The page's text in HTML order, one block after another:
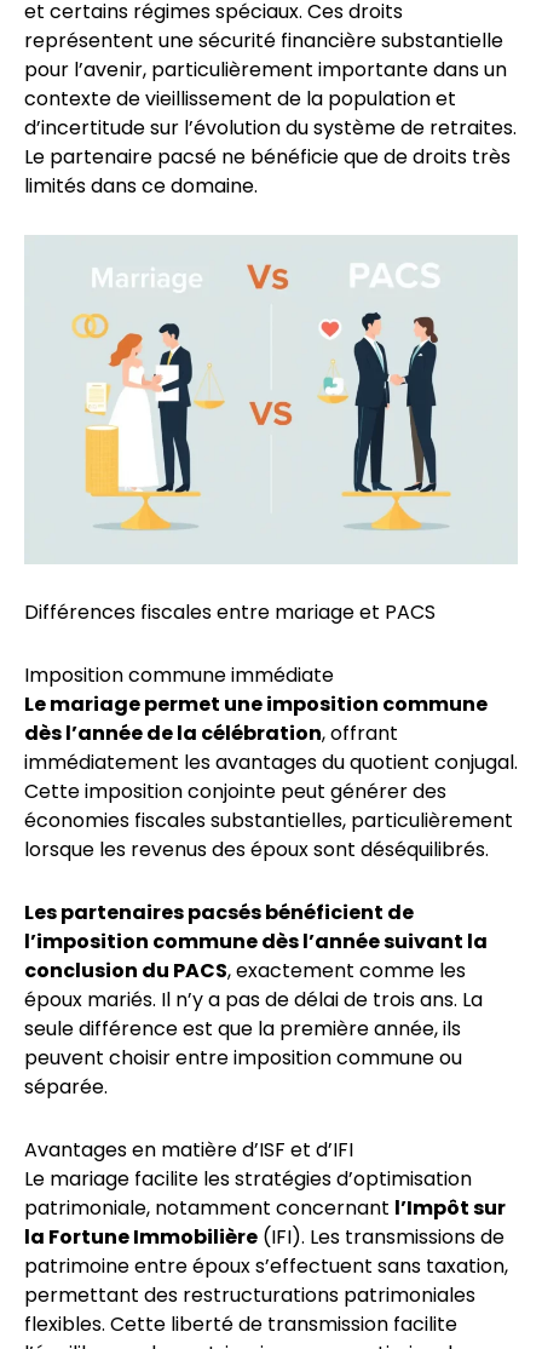
et certains régimes spéciaux. Ces droits
représentent une sécurité financière substantielle
pour l’avenir, particulièrement importante dans un
contexte de vieillissement de la population et
d’incertitude sur l’évolution du système de retraites.
Le partenaire pacsé ne bénéficie que de droits très
limités dans ce domaine.
Différences fiscales entre mariage et PACS
Imposition commune immédiate
Le mariage permet une imposition commune
dès l’année de la célébration, offrant
immédiatement les avantages du quotient conjugal.
Cette imposition conjointe peut générer des
économies fiscales substantielles, particulièrement
lorsque les revenus des époux sont déséquilibrés.
Les partenaires pacsés bénéficient de
l’imposition commune dès l’année suivant la
conclusion du PACS, exactement comme les
époux mariés. Il n’y a pas de délai de trois ans. La
seule différence est que la première année, ils
peuvent choisir entre imposition commune ou
séparée.
Avantages en matière d’ISF et d’IFI
Le mariage facilite les stratégies d’optimisation
patrimoniale, notamment concernant l’Impôt sur
la Fortune Immobilière (IFI). Les transmissions de
patrimoine entre époux s’effectuent sans taxation,
permettant des restructurations patrimoniales
flexibles. Cette liberté de transmission facilite